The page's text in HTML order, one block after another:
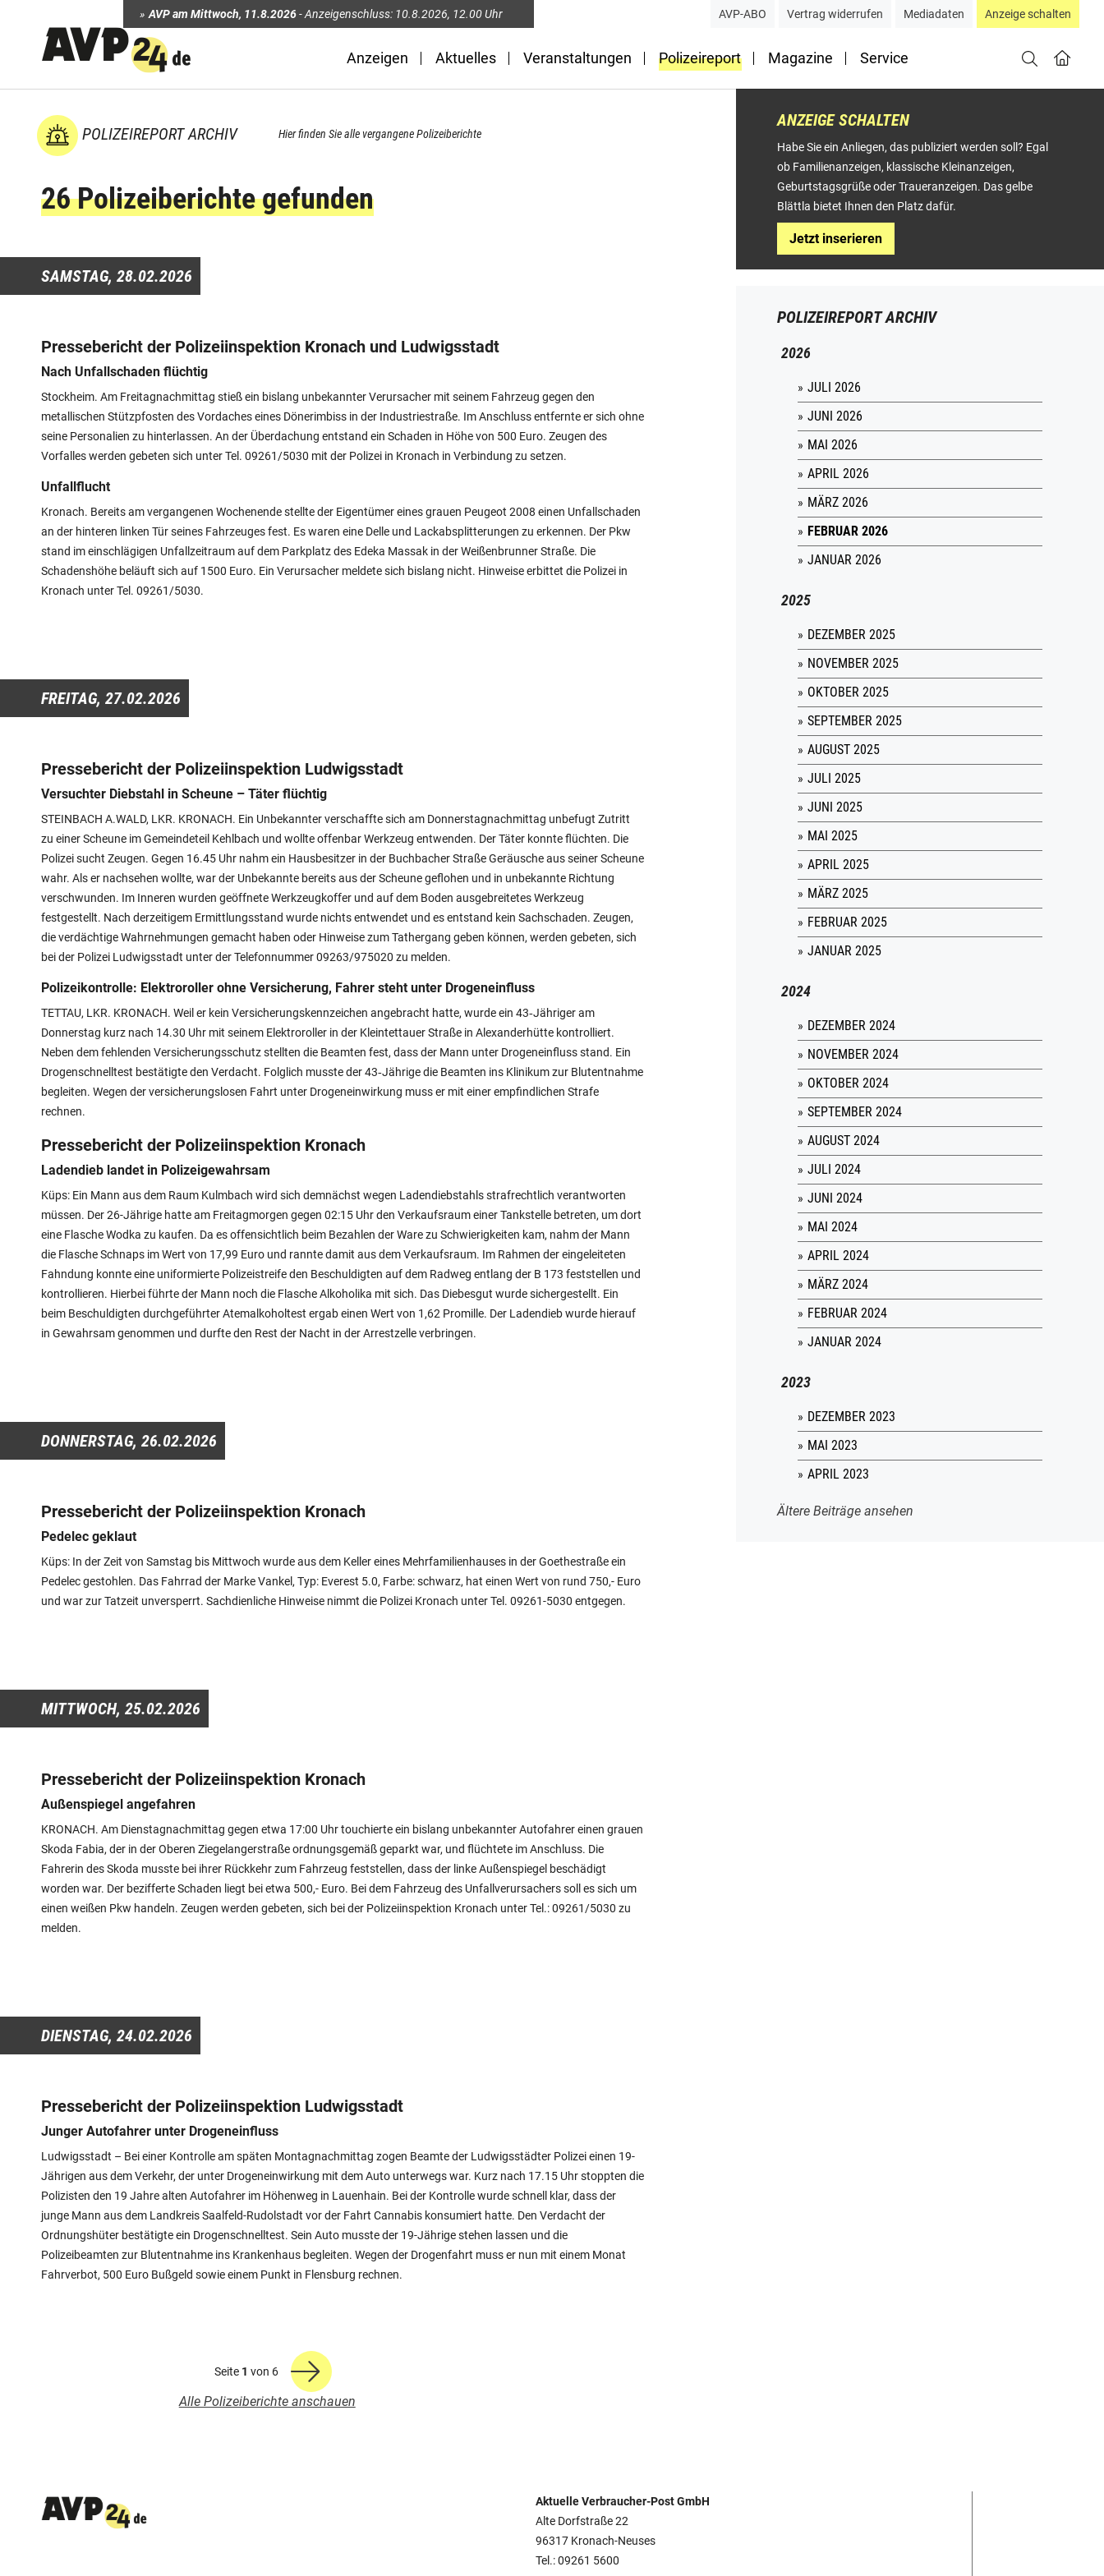
AVP am Mittwoch, 11.8.2026-Anzeigenschluss: 10.8.2026, 12.00 Uhr AVP-ABO Vertrag widerrufen Mediadaten Anzeige schalten
Anzeigen Aktuelles Veranstaltungen Polizeireport Magazine Service
POLIZEIREPORT ARCHIV Hier finden Sie alle vergangene Polizeiberichte
26 Polizeiberichte gefunden
SAMSTAG, 28.02.2026
Pressebericht der Polizeiinspektion Kronach und Ludwigsstadt
Nach Unfallschaden flüchtig
Stockheim. Am Freitagnachmittag stieß ein bislang unbekannter Verursacher mit seinem Fahrzeug gegen den
metallischen Stützpfosten des Vordaches eines Dönerimbiss in der Industriestraße. Im Anschluss entfernte er sich ohne
seine Personalien zu hinterlassen. An der Überdachung entstand ein Schaden in Höhe von 500 Euro. Zeugen des
Vorfalles werden gebeten sich unter Tel. 09261/5030 mit der Polizei in Kronach in Verbindung zu setzen.
Unfallflucht
Kronach. Bereits am vergangenen Wochenende stellte der Eigentümer eines grauen Peugeot 2008 einen Unfallschaden
an der hinteren linken Tür seines Fahrzeuges fest. Es waren eine Delle und Lackabsplitterungen zu erkennen. Der Pkw
stand im einschlägigen Unfallzeitraum auf dem Parkplatz des Edeka Massak in der Weißenbrunner Straße. Die
Schadenshöhe beläuft sich auf 1500 Euro. Ein Verursacher meldete sich bislang nicht. Hinweise erbittet die Polizei in
Kronach unter Tel. 09261/5030.
FREITAG, 27.02.2026
Pressebericht der Polizeiinspektion Ludwigsstadt
Versuchter Diebstahl in Scheune – Täter flüchtig
STEINBACH A.WALD, LKR. KRONACH. Ein Unbekannter verschaffte sich am Donnerstagnachmittag unbefugt Zutritt
zu einer Scheune im Gemeindeteil Kehlbach und wollte offenbar Werkzeug entwenden. Der Täter konnte flüchten. Die
Polizei sucht Zeugen. Gegen 16.45 Uhr nahm ein Hausbesitzer in der Buchbacher Straße Geräusche aus seiner Scheune
wahr. Als er nachsehen wollte, war der Unbekannte bereits aus der Scheune geflohen und in unbekannte Richtung
verschwunden. Im Inneren wurden geöffnete Werkzeugkoffer und auf dem Boden ausgebreitetes Werkzeug
festgestellt. Nach derzeitigem Ermittlungsstand wurde nichts entwendet und es entstand kein Sachschaden. Zeugen,
die verdächtige Wahrnehmungen gemacht haben oder Hinweise zum Tathergang geben können, werden gebeten, sich
bei der Polizei Ludwigsstadt unter der Telefonnummer 09263/975020 zu melden.
Polizeikontrolle: Elektroroller ohne Versicherung, Fahrer steht unter Drogeneinfluss
TETTAU, LKR. KRONACH. Weil er kein Versicherungskennzeichen angebracht hatte, wurde ein 43‑Jähriger am
Donnerstag kurz nach 14.30 Uhr mit seinem Elektroroller in der Kleintettauer Straße in Alexanderhütte kontrolliert.
Neben dem fehlenden Versicherungsschutz stellten die Beamten fest, dass der Mann unter Drogeneinfluss stand. Ein
Drogenschnelltest bestätigte den Verdacht. Folglich musste der 43‑Jährige die Beamten ins Klinikum zur Blutentnahme
begleiten. Wegen der versicherungslosen Fahrt unter Drogeneinwirkung muss er mit einer empfindlichen Strafe
rechnen.
Pressebericht der Polizeiinspektion Kronach
Ladendieb landet in Polizeigewahrsam
Küps: Ein Mann aus dem Raum Kulmbach wird sich demnächst wegen Ladendiebstahls strafrechtlich verantworten
müssen. Der 26-Jährige hatte am Freitagmorgen gegen 02:15 Uhr den Verkaufsraum einer Tankstelle betreten, um dort
eine Flasche Wodka zu kaufen. Da es offensichtlich beim Bezahlen der Ware zu Schwierigkeiten kam, nahm der Mann
die Flasche Schnaps im Wert von 17,99 Euro und rannte damit aus dem Verkaufsraum. Im Rahmen der eingeleiteten
Fahndung konnte eine uniformierte Polizeistreife den Beschuldigten auf dem Radweg entlang der B 173 feststellen und
kontrollieren. Hierbei führte der Mann noch die Flasche Alkoholika mit sich. Das Diebesgut wurde sichergestellt. Ein
beim Beschuldigten durchgeführter Atemalkoholtest ergab einen Wert von 1,62 Promille. Der Ladendieb wurde hierauf
in Gewahrsam genommen und durfte den Rest der Nacht in der Arrestzelle verbringen.
DONNERSTAG, 26.02.2026
Pressebericht der Polizeiinspektion Kronach
Pedelec geklaut
Küps: In der Zeit von Samstag bis Mittwoch wurde aus dem Keller eines Mehrfamilienhauses in der Goethestraße ein
Pedelec gestohlen. Das Fahrrad der Marke Vankel, Typ: Everest 5.0, Farbe: schwarz, hat einen Wert von rund 750,- Euro
und war zur Tatzeit unversperrt. Sachdienliche Hinweise nimmt die Polizei Kronach unter Tel. 09261-5030 entgegen.
MITTWOCH, 25.02.2026
Pressebericht der Polizeiinspektion Kronach
Außenspiegel angefahren
KRONACH. Am Dienstagnachmittag gegen etwa 17:00 Uhr touchierte ein bislang unbekannter Autofahrer einen grauen
Skoda Fabia, der in der Oberen Ziegelangerstraße ordnungsgemäß geparkt war, und flüchtete im Anschluss. Die
Fahrerin des Skoda musste bei ihrer Rückkehr zum Fahrzeug feststellen, dass der linke Außenspiegel beschädigt
worden war. Der bezifferte Schaden liegt bei etwa 500,- Euro. Bei dem Fahrzeug des Unfallverursachers soll es sich um
einen weißen Pkw handeln. Zeugen werden gebeten, sich bei der Polizeiinspektion Kronach unter Tel.: 09261/5030 zu
melden.
DIENSTAG, 24.02.2026
Pressebericht der Polizeiinspektion Ludwigsstadt
Junger Autofahrer unter Drogeneinfluss
Ludwigsstadt – Bei einer Kontrolle am späten Montagnachmittag zogen Beamte der Ludwigsstädter Polizei einen 19-
Jährigen aus dem Verkehr, der unter Drogeneinwirkung mit dem Auto unterwegs war. Kurz nach 17.15 Uhr stoppten die
Polizisten den 19 Jahre alten Autofahrer im Höhenweg in Lauenhain. Bei der Kontrolle wurde schnell klar, dass der
junge Mann aus dem Landkreis Saalfeld-Rudolstadt vor der Fahrt Cannabis konsumiert hatte. Den Verdacht der
Ordnungshüter bestätigte ein Drogenschnelltest. Sein Auto musste der 19-Jährige stehen lassen und die
Polizeibeamten zur Blutentnahme ins Krankenhaus begleiten. Wegen der Drogenfahrt muss er nun mit einem Monat
Fahrverbot, 500 Euro Bußgeld sowie einem Punkt in Flensburg rechnen.
Seite 1 von 6
Alle Polizeiberichte anschauen
ANZEIGE SCHALTEN
Habe Sie ein Anliegen, das publiziert werden soll? Egal
ob Familienanzeigen, klassische Kleinanzeigen,
Geburtstagsgrüße oder Traueranzeigen. Das gelbe
Blättla bietet Ihnen den Platz dafür.
Jetzt inserieren
POLIZEIREPORT ARCHIV
2026
JULI 2026
JUNI 2026
MAI 2026
APRIL 2026
MÄRZ 2026
FEBRUAR 2026
JANUAR 2026
2025
DEZEMBER 2025
NOVEMBER 2025
OKTOBER 2025
SEPTEMBER 2025
AUGUST 2025
JULI 2025
JUNI 2025
MAI 2025
APRIL 2025
MÄRZ 2025
FEBRUAR 2025
JANUAR 2025
2024
DEZEMBER 2024
NOVEMBER 2024
OKTOBER 2024
SEPTEMBER 2024
AUGUST 2024
JULI 2024
JUNI 2024
MAI 2024
APRIL 2024
MÄRZ 2024
FEBRUAR 2024
JANUAR 2024
2023
DEZEMBER 2023
MAI 2023
APRIL 2023
Ältere Beiträge ansehen
Aktuelle Verbraucher-Post GmbH
Alte Dorfstraße 22
96317 Kronach-Neuses
Tel.: 09261 5600